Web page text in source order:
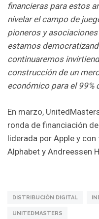
financieras para estos
nivelar el campo de
pioneros y
estamos
continuaremos
construcción de un
económico para el 99%
En marzo,
ronda de financiación
liderada por Apple y
Alphabet y Andreessen
DISTRIBUCIÓN DIGITAL
UNITEDMASTERS